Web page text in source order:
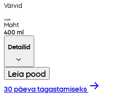
Värvid
Maht
400 ml
Detailid
Leia pood
30 päeva tagastamiseks